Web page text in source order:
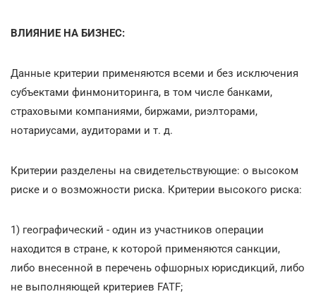
ВЛИЯНИЕ НА БИЗНЕС:
Данные критерии применяются всеми и без исключения
субъектами финмониторинга, в том числе банками,
страховыми компаниями, биржами, риэлторами,
нотариусами, аудиторами и т. д.
Критерии разделены на свидетельствующие: о высоком
риске и о возможности риска. Критерии высокого риска:
1) географический - один из участников операции
находится в стране, к которой применяются санкции,
либо внесенной в перечень офшорных юрисдикций, либо
не выполняющей критериев FATF;